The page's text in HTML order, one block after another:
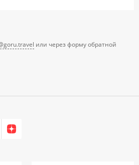
или через форму обратной